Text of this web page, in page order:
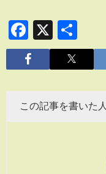
Facebook
X
有
この記事を書いた人